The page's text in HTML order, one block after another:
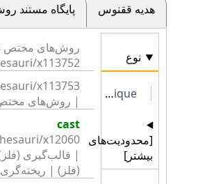
هديه ققنوس پايگاه مستند
نوع
BME2 Technique
[محدودیت‌های
بیشتر]
| روش‌های مختص فلز
cast
(فلز) | ریخته‌گری (فلز)